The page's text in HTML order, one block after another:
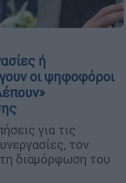
ή
οι ψηφοφόροι
για τις
τον
διαμόρφωση του